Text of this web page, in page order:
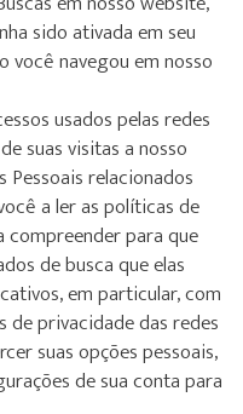
sido ativada em seu
você navegou em nosso
usados pelas redes
suas visitas a nosso
relacionados
a ler as políticas de
compreender para que
de busca que elas
em particular, com
privacidade das redes
suas opções pessoais,
de sua conta para